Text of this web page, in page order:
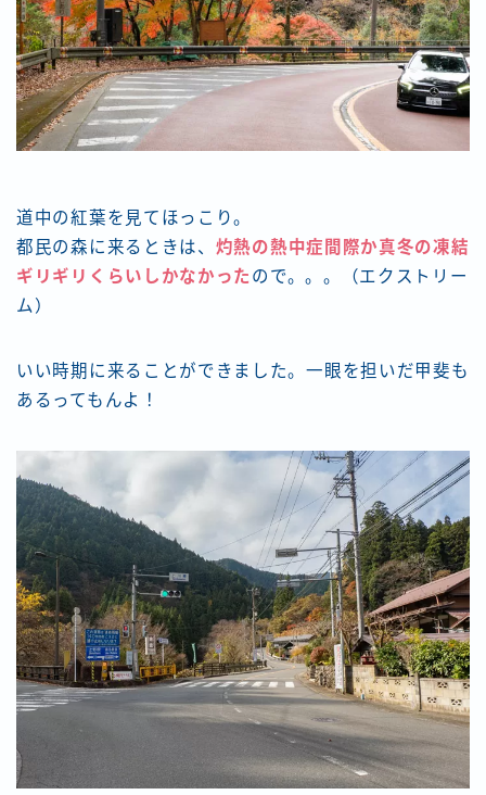
道中の紅葉を見てほっこり。
都民の森に来るときは、 灼熱の熱中症間際か真冬の凍結
ギリギリくらいしかなかった ので。。。（エクストリー
ム）
いい時期に来ることができました。一眼を担いだ甲斐も
あるってもんよ！